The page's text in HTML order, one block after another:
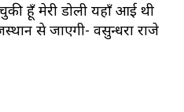
हूँ मेरी डोली यहाँ आई थी
से जाएगी- वसुन्धरा राजे